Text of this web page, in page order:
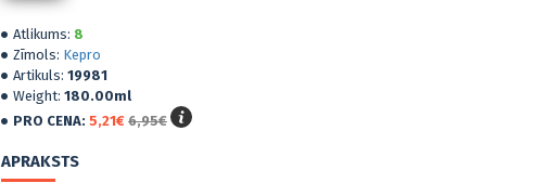
Atlikums: 8
Zīmols: Kepro
Artikuls: 19981
Weight: 180.00ml
PRO CENA: 5,21€ 6,95€
APRAKSTS